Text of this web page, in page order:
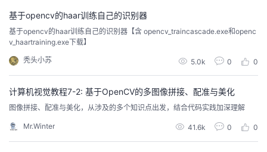
基于opencv的haar训练自己的识别器
基于opencv的haar训练自己的识别器【含 opencv_traincascade.exe和openc
v_haartraining.exe下载】
秃头小苏 5.0k 0 0
计算机视觉教程7-2: 基于OpenCV的多图像拼接、配准与美化
图像拼接、配准与美化，从涉及的多个知识点出发，结合代码实践加深理解
Mr.Winter 41.6k 0 0